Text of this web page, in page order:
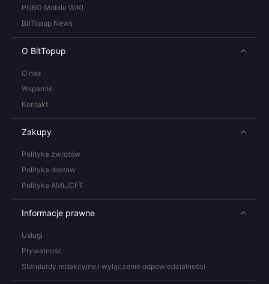
PUBG Mobile WIKI
BitTopup News
O BitTopup
O nas
Wsparcie
Kontakt
Zakupy
Polityka zwrotów
Polityka dostaw
Polityka AML/CFT
Informacje prawne
Usługi
Prywatność
Standardy redakcyjne i wyłączenie odpowiedzialności